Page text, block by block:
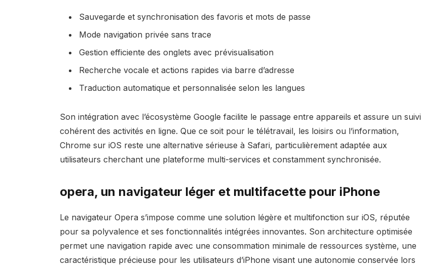
Sauvegarde et synchronisation des favoris et mots de passe
Mode navigation privée sans trace
Gestion efficiente des onglets avec prévisualisation
Recherche vocale et actions rapides via barre d’adresse
Traduction automatique et personnalisée selon les langues
Son intégration avec l’écosystème Google facilite le passage entre appareils et assure un suivi
cohérent des activités en ligne. Que ce soit pour le télétravail, les loisirs ou l’information,
Chrome sur iOS reste une alternative sérieuse à Safari, particulièrement adaptée aux
utilisateurs cherchant une plateforme multi-services et constamment synchronisée.
opera, un navigateur léger et multifacette pour iPhone
Le navigateur Opera s’impose comme une solution légère et multifonction sur iOS, réputée
pour sa polyvalence et ses fonctionnalités intégrées innovantes. Son architecture optimisée
permet une navigation rapide avec une consommation minimale de ressources système, une
caractéristique précieuse pour les utilisateurs d’iPhone visant une autonomie conservée lors